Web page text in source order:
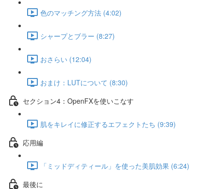
色のマッチング方法 (4:02)
シャープとブラー (8:27)
おさらい (12:04)
おまけ：LUTについて (8:30)
セクション4：OpenFXを使いこなす
肌をキレイに修正するエフェクトたち (9:39)
応用編
「ミッドディティール」を使った美肌効果 (6:24)
最後に